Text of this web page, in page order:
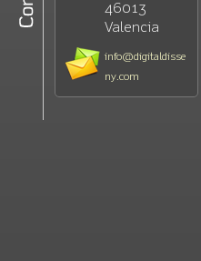
46013
Valencia
info@digitaldisse
ny.com